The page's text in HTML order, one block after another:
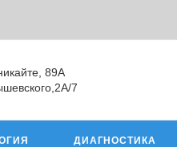
89А
7
ДИАГНОСТИКА